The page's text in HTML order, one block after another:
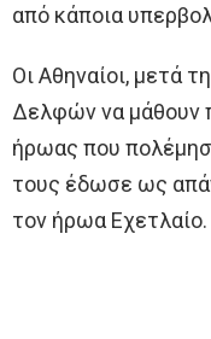
από κάποια
Οι Αθηναίοι, μετά
Δελφών να μάθουν
ήρωας που
τους έδωσε ως
τον ήρωα Εχετλαίο.